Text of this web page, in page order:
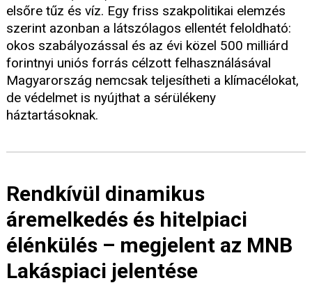
elsőre tűz és víz. Egy friss szakpolitikai elemzés
szerint azonban a látszólagos ellentét feloldható:
okos szabályozással és az évi közel 500 milliárd
forintnyi uniós forrás célzott felhasználásával
Magyarország nemcsak teljesítheti a klímacélokat,
de védelmet is nyújthat a sérülékeny
háztartásoknak.
Rendkívül dinamikus
áremelkedés és hitelpiaci
élénkülés – megjelent az MNB
Lakáspiaci jelentése